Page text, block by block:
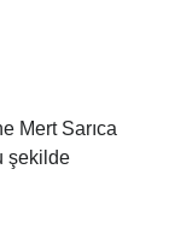
Mert Sarıca
şekilde